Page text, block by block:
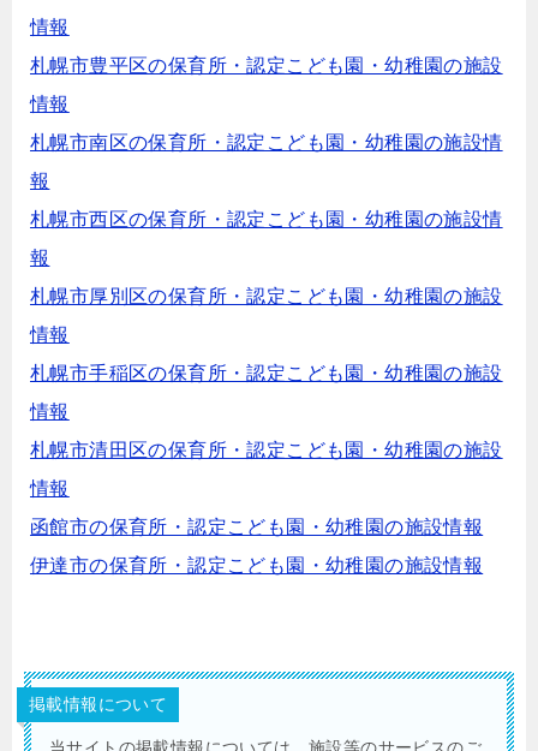
情報
札幌市豊平区の保育所・認定こども園・幼稚園の施設
情報
札幌市南区の保育所・認定こども園・幼稚園の施設情
報
札幌市西区の保育所・認定こども園・幼稚園の施設情
報
札幌市厚別区の保育所・認定こども園・幼稚園の施設
情報
札幌市手稲区の保育所・認定こども園・幼稚園の施設
情報
札幌市清田区の保育所・認定こども園・幼稚園の施設
情報
函館市の保育所・認定こども園・幼稚園の施設情報
伊達市の保育所・認定こども園・幼稚園の施設情報
掲載情報について
当サイトの掲載情報については、施設等のサービスのご